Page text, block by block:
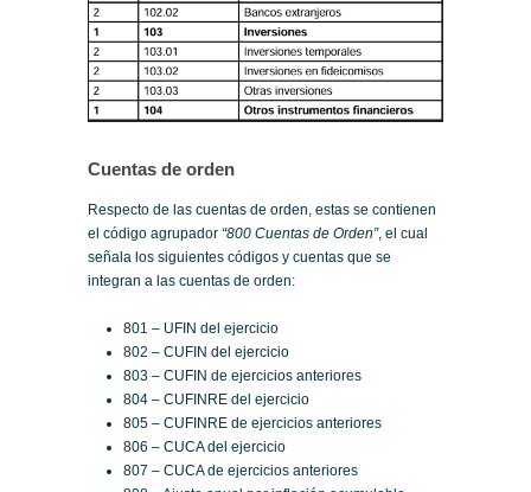
Cuentas de orden
Respecto de las cuentas de orden, estas se contienen
el código agrupador “800 Cuentas de Orden”, el cual
señala los siguientes códigos y cuentas que se
integran a las cuentas de orden:
801 – UFIN del ejercicio
802 – CUFIN del ejercicio
803 – CUFIN de ejercicios anteriores
804 – CUFINRE del ejercicio
805 – CUFINRE de ejercicios anteriores
806 – CUCA del ejercicio
807 – CUCA de ejercicios anteriores